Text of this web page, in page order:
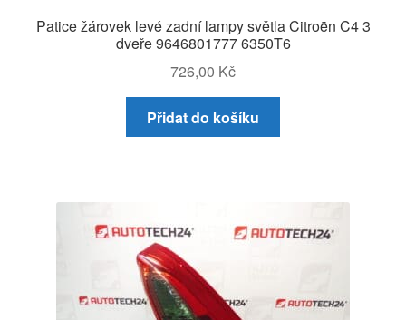
Patice žárovek levé zadní lampy světla Citroën C4 3
dveře 9646801777 6350T6
726,00 Kč
Přidat do košíku